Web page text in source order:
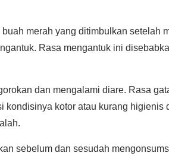
merah yang ditimbulkan setelah
Rasa mengantuk ini
dan mengalami diare. Rasa
kondisinya kotor atau kurang higienis
sebelum dan sesudah